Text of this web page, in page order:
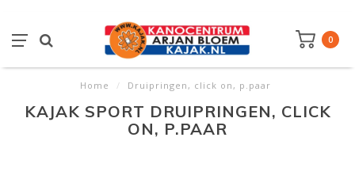
0
Home / Druipringen, click on, p.paar
KAJAK SPORT DRUIPRINGEN, CLICK
ON, P.PAAR